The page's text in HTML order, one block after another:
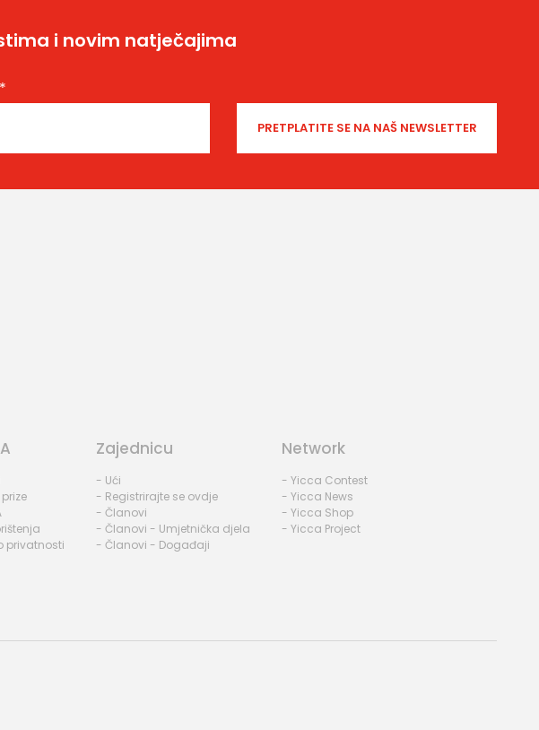
i novim natječajima
*
privatnosti
Zajednicu
- Ući
- Registrirajte se ovdje
- Članovi
- Članovi - Umjetnička djela
- Članovi - Događaji
Network
- Yicca Contest
- Yicca News
- Yicca Shop
- Yicca Project